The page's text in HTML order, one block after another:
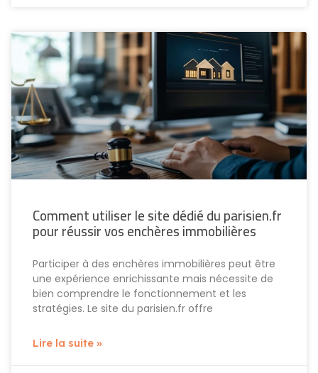
Comment utiliser le site dédié du parisien.fr
pour réussir vos enchères immobilières
Participer à des enchères immobilières peut être
une expérience enrichissante mais nécessite de
bien comprendre le fonctionnement et les
stratégies. Le site du parisien.fr offre
Lire la suite »